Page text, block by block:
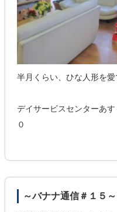
半月くらい、ひな人形を
デイサービスセンター
０
～バナナ通信＃１５～